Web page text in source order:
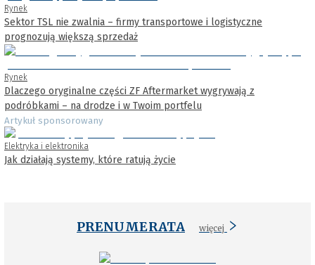
Rynek
Sektor TSL nie zwalnia – firmy transportowe i logistyczne
prognozują większą sprzedaż
Rynek
Dlaczego oryginalne części ZF Aftermarket wygrywają z
podróbkami – na drodze i w Twoim portfelu
Artykuł sponsorowany
Elektryka i elektronika
Jak działają systemy, które ratują życie
PRENUMERATA więcej